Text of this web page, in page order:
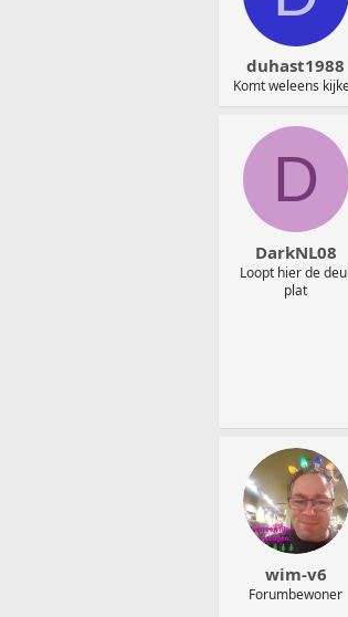
duhast1988
Komt weleens
D
DarkNL08
Loopt hier de
plat
wim-v6
Forumbewoner